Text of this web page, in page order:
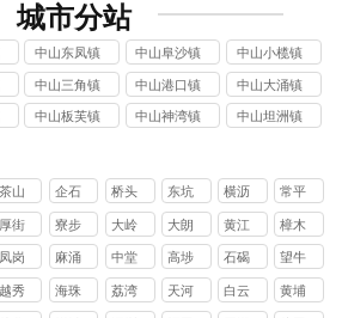
城市分站
中山东凤镇
讨债公司
中山阜沙镇
讨债公司
中山小榄镇
讨债公司
中山三角镇
讨债公司
中山港口镇
讨债公司
中山大涌镇
讨债公司
中山板芙镇
中山神湾镇
中山坦洲镇
茶山
企石
镇
桥头
镇
东坑
镇
横沥
镇
常平
镇
厚街
寮步
镇
大岭
山镇
大朗
镇
黄江
镇
樟木
头镇
凤岗
麻涌
镇
中堂
镇
高埗
镇
石碣
镇
望牛
墩镇
越秀
海珠
荔湾
天河
白云
黄埔